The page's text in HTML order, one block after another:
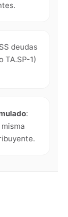
SS deudas
TA.SP-1)
: